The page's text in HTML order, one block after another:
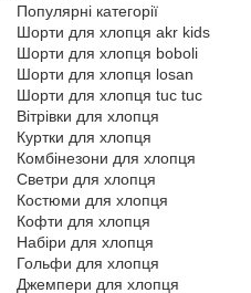
Популярні категорії
Шорти для хлопця akr kids
Шорти для хлопця boboli
Шорти для хлопця losan
Шорти для хлопця tuc tuc
Вітрівки для хлопця
Куртки для хлопця
Комбінезони для хлопця
Светри для хлопця
Костюми для хлопця
Кофти для хлопця
Набіри для хлопця
Гольфи для хлопця
Джемпери для хлопця